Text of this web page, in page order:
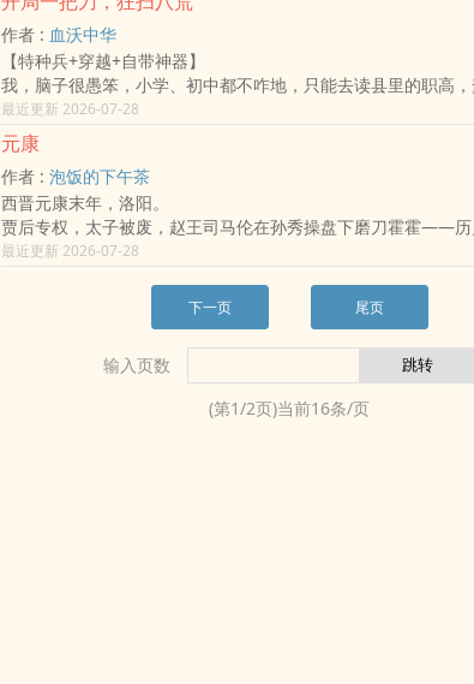
红色晶砂不是矿物，而是硬体化的痛苦。
达瓦不是怪物，而是金亚城剩下来会呼吸的判断系统。
古代人肉市场、现代器官黑市、AI意识上传，也不是三件不同的
时代用自己的语言重新发明吃人的方法。
Sayuri越试图整理金亚城，就越像被金亚城整理。
最后，它的工作日志只剩下一行冷静输出：
作者 : 血沃中华
【特种兵+穿越+自带神器】
我，脑子很愚笨，小学、初中都不咋地，只能去读县里的职高，
术养家糊口。我，家境贫寒，为了减轻负担有幸穿上军装，成为
而做了一名特种兵。
十年的磨砺使我能应对各种复杂环境，风华正茂却在一次任务中
到了末世南宋的崖山海战场，开局一把刀的故事从此开始。
我想告诉大家：无论哪一行，总有形形‍‎色‌‎‍色‍‌‌的人需要接触认识，
坡坡坎坎。有志者事竟成，只要我们踏踏实实的干，总有出头
历史穿越,特种兵,互穿,种田
最近更新 2026-07-28
元康
作者 : 泡饭的下午茶
西晋元康末年，洛阳。
贾后专权，太子被废，赵王司马伦在孙秀操盘下磨刀霍霍——历
拐进八王之乱、永嘉之祸、神州陆沉。
但这一次，有一个人提前知道了一切。
淮南王司马允，武帝第十子。《晋书》记载他「性沉毅，宿卫将
朝议曾提立他为皇太弟，未果；史书上，他败于一纸伪诏——输
这本书写的是：如果成了。
他满洛阳的女人是他的耳目，好色之名是他最好的掩护。政变之
后，一夜收了全局——然后是摄政皇太弟，是登基，是三十五年
最近更新 2026-07-28
下一页 尾页
输入页数
(第1/2页)当前16条/页